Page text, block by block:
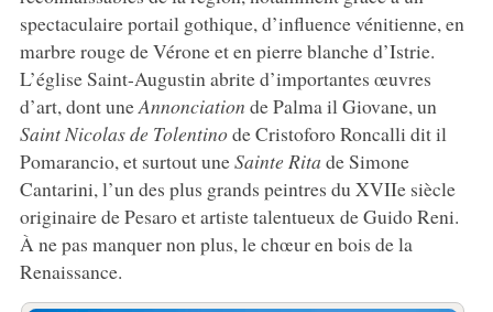
spectaculaire portail gothique, d’influence vénitienne, en
marbre rouge de Vérone et en pierre blanche d’Istrie.
L’église Saint-Augustin abrite d’importantes œuvres
d’art, dont uneAnnonciation de Palma il Giovane, un
Saint Nicolas de Tolentinode Cristoforo Roncalli dit il
Pomarancio, et surtout uneSainte Rita de Simone
Cantarini, l’un des plus grands peintres du XVIIe siècle
originaire de Pesaro et artiste talentueux de Guido Reni.
À ne pas manquer non plus, le chœur en bois de la
Renaissance.